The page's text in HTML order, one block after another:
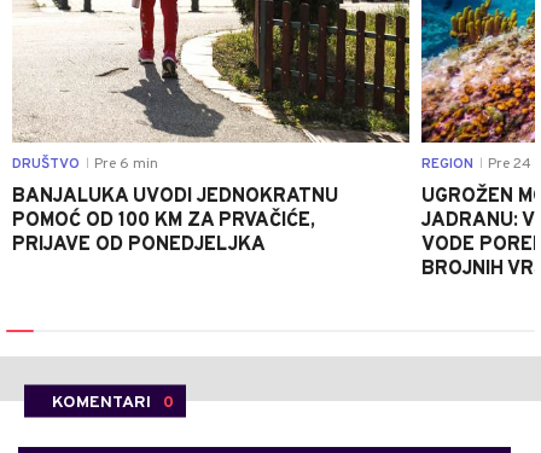
DRUŠTVO Pre 6 min
BANJALUKA UVODI JEDNOKRATNU
POMOĆ OD 100 KM ZA PRVAČIĆE,
PRIJAVE OD PONEDJELJKA
REGION Pre 24
UGROŽEN
JADRANU:
VODE
BROJNIH
KOMENTARI 0